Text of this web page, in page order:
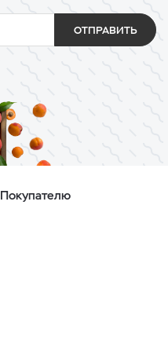
ОТПРАВИТЬ
Покупателю